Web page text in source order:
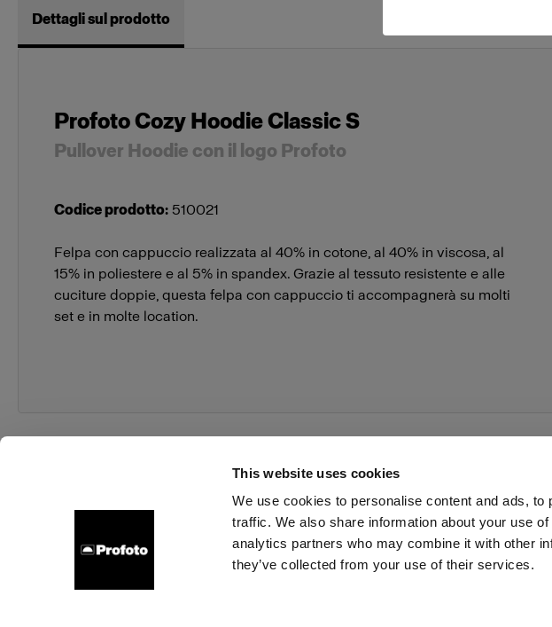
This website uses cookies
We use cookies to personalise content and ads,
traffic. We also share information about your use
analytics partners who may combine it with other
they’ve collected from your use of their services.
Dettagli sul prodotto
Profoto Cozy Hoodie Classic S
Pullover Hoodie con il logo Profoto
Codice prodotto: 510021
Felpa con cappuccio realizzata al 40% in cotone, al 40% in viscosa, al
15% in poliestere e al 5% in spandex. Grazie al tessuto resistente e alle
cuciture doppie, questa felpa con cappuccio ti accompagnerà su molti
set e in molte location.
Chi siamo Contatti Assistenza Opportunità di lavoro Stampa